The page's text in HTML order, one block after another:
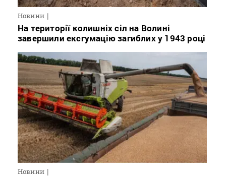
Новини
На території колишніх сіл на Волині
завершили ексгумацію загиблих у 1943 році
Новини